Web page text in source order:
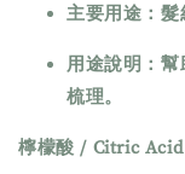
主要用途：
用途說明：
梳理。
檸檬酸 / Citric Acid